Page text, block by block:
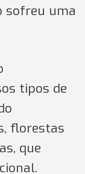
sofreu uma
tipos de
florestas
que